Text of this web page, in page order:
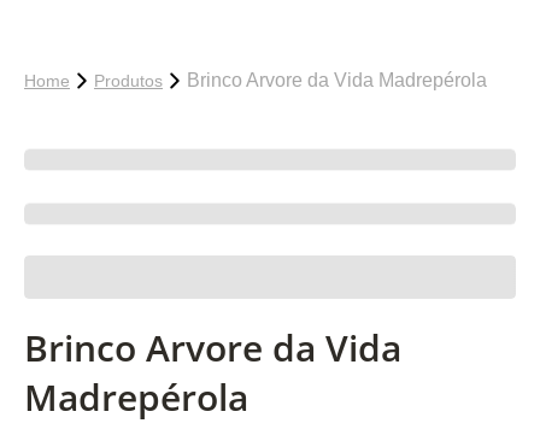
Home Produtos Brinco Arvore da Vida Madrepérola
Brinco Arvore da Vida
Madrepérola